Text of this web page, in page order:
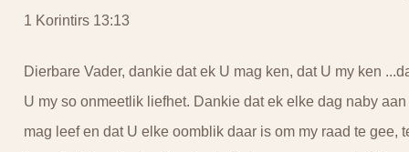
1 Korintirs 13:13
Dierbare Vader, dankie dat ek U mag ken, dat U my ken
U my so onmeetlik liefhet. Dankie dat ek elke dag naby aan
mag leef en dat U elke oomblik daar is om my raad te gee,